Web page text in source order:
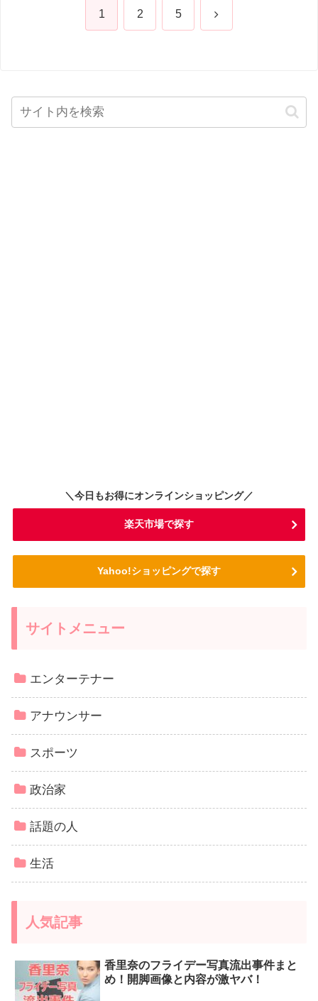
1 2 5 次
＼今日もお得にオンラインショッピング／
楽天市場で探す
Yahoo!ショッピングで探す
サイトメニュー
エンターテナー
アナウンサー
スポーツ
政治家
話題の人
生活
人気記事
香里奈のフライデー写真流出事件まと
め！開脚画像と内容が激ヤバ！